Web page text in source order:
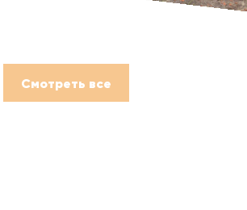
Смотреть все